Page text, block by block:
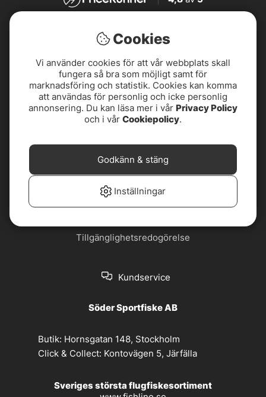
4,7
4,7av5
leveransvillkor
Nyhetsbrev
Om oss Privacy policy
Tillgänglighetsredogörelse
Kundservice
Söder Sportfiske AB
Butik: Hornsgatan 148, Stockholm
Click & Collect: Kontovägen 5, Järfälla
Sveriges största flugfiskesortiment
Cookies
Vi använder cookies för att vår webbplats skall
fungera så bra som möjligt samt för
marknadsföring och statistik. Cookies kan komma
att användas för personlig och icke personlig
annonsering. Du kan läsa mer i vår Privacy Policy
och i vår Cookiepolicy.
Inställningar
Godkänn & stäng